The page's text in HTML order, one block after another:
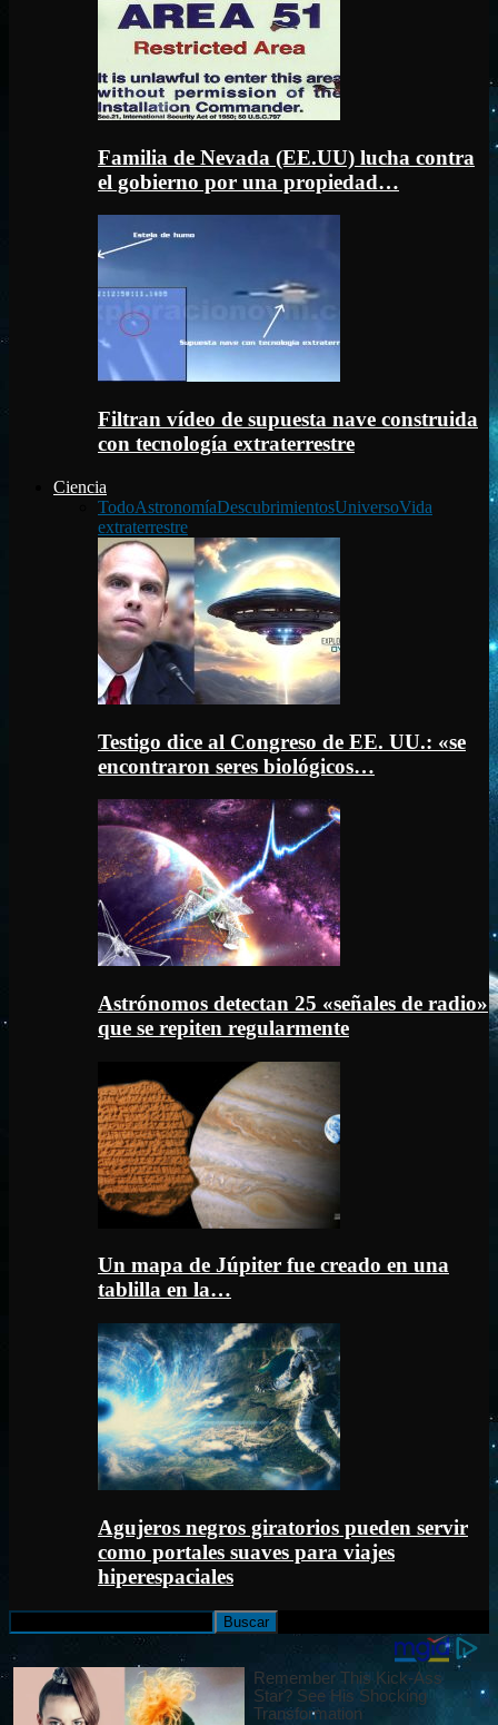
Familia de Nevada (EE.UU) lucha contra
el gobierno por una propiedad…
Filtran vídeo de supuesta nave construida
con tecnología extraterrestre
Ciencia
TodoAstronomíaDescubrimientosUniversoVida
extraterrestre
Testigo dice al Congreso de EE. UU.: «se
encontraron seres biológicos…
Astrónomos detectan 25 «señales de radio»
que se repiten regularmente
Un mapa de Júpiter fue creado en una
tablilla en la…
Agujeros negros giratorios pueden servir
como portales suaves para viajes
hiperespaciales